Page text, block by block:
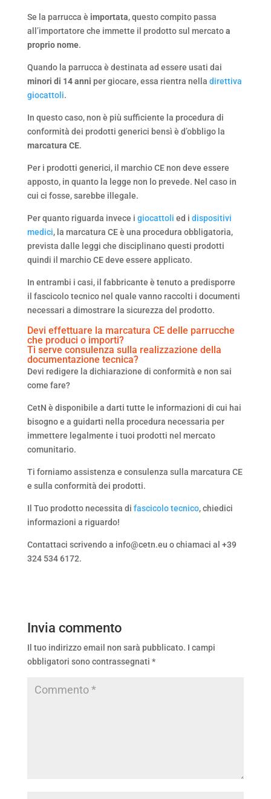
Se la parrucca è importata, questo compito passa
all’importatore che immette il prodotto sul mercatoa
proprio nome.
Quando la parrucca è destinata ad essere usati dai
minori di 14 anni per giocare, essa rientra nella direttiva
giocattoli.
In questo caso, non è più sufficiente la procedura di
conformità dei prodotti generici bensì è d’obbligo la
marcatura CE.
Per i prodotti generici, il marchio CE non deve essere
apposto, in quanto la legge non lo prevede. Nel caso in
cui ci fosse, sarebbe illegale.
Per quanto riguarda invece i giocattoli ed i dispositivi
medici, la marcatura CE è una procedura obbligatoria,
prevista dalle leggi che disciplinano questi prodotti
quindi il marchio CE deve essere applicato.
In entrambi i casi, il fabbricante è tenuto a predisporre
il fascicolo tecnico nel quale vanno raccolti i documenti
necessari a dimostrare la sicurezza del prodotto.
Devi effettuare la marcatura CE delle parrucche
che produci o importi?
Ti serve consulenza sulla realizzazione della
documentazione tecnica?
Devi redigere la dichiarazione di conformità e non sai
come fare?
CetN è disponibile a darti tutte le informazioni di cui hai
bisogno e a guidarti nella procedura necessaria per
immettere legalmente i tuoi prodotti nel mercato
comunitario.
Ti forniamo assistenza e consulenza sulla marcatura CE
e sulla conformità dei prodotti.
Il Tuo prodotto necessita di fascicolo tecnico, chiedici
informazioni a riguardo!
Contattaci scrivendo a info@cetn.eu o chiamaci al +39
324 534 6172.
Invia commento
Il tuo indirizzo email non sarà pubblicato. I campi
obbligatori sono contrassegnati *